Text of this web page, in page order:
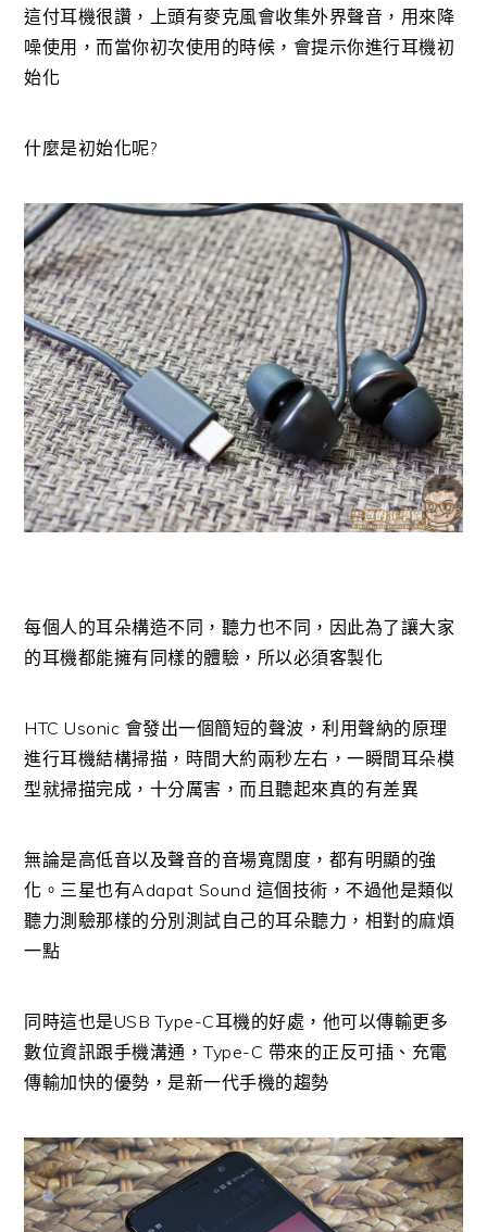
這付耳機很讚，上頭有麥克風會收集外界聲音，用來降
噪使用，而當你初次使用的時候，會提示你進行耳機初
始化
什麼是初始化呢?
每個人的耳朵構造不同，聽力也不同，因此為了讓大家
的耳機都能擁有同樣的體驗，所以必須客製化
HTC Usonic 會發出一個簡短的聲波，利用聲納的原理
進行耳機結構掃描，時間大約兩秒左右，一瞬間耳朵模
型就掃描完成，十分厲害，而且聽起來真的有差異
無論是高低音以及聲音的音場寬闊度，都有明顯的強
化。三星也有Adapat Sound 這個技術，不過他是類似
聽力測驗那樣的分別測試自己的耳朵聽力，相對的麻煩
一點
同時這也是USB Type-C耳機的好處，他可以傳輸更多
數位資訊跟手機溝通，Type-C 帶來的正反可插、充電
傳輸加快的優勢，是新一代手機的趨勢